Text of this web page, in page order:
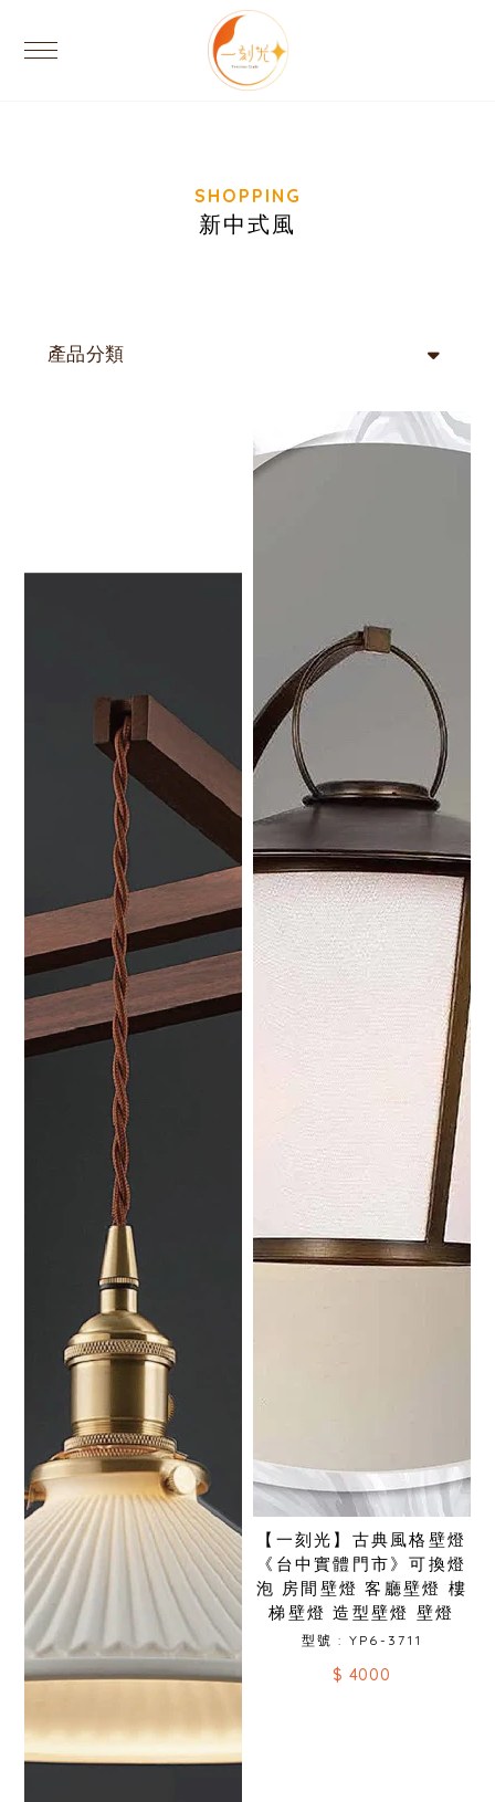
新中式風
產品分類
【一刻光】古典風格壁燈
《台中實體門市》可換燈
泡 房間壁燈 客廳壁燈 樓
梯壁燈 造型壁燈 壁燈
型號 : YP6-3711
$ 4000